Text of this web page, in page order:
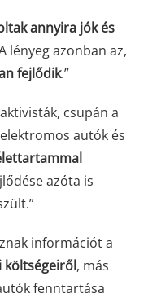
annyira jók és
lényeg azonban az,
fejlődik.”
csupán a
autók és
azóta is
információt a
költségeiről, más
fenntartása